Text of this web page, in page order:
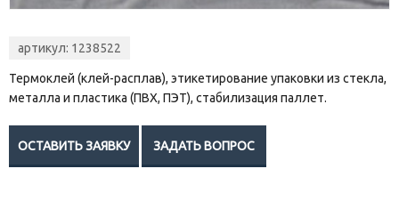
артикул: 1238522
Термоклей (клей-расплав), этикетирование упаковки из стекла,
металла и пластика (ПВХ, ПЭТ), стабилизация паллет.